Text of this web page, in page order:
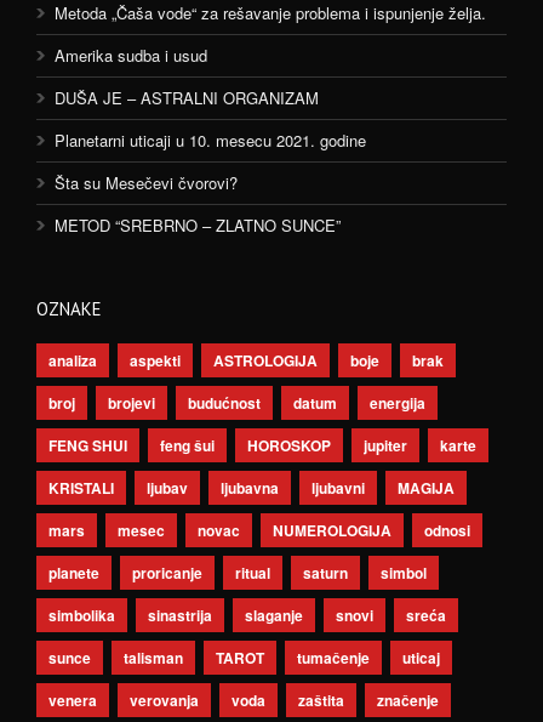
Metoda „Čaša vode“ za rešavanje problema i ispunjenje želja.
Amerika sudba i usud
DUŠA JE – ASTRALNI ORGANIZAM
Planetarni uticaji u 10. mesecu 2021. godine
Šta su Mesečevi čvorovi?
METOD “SREBRNO – ZLATNO SUNCE”
OZNAKE
analiza aspekti ASTROLOGIJA boje
brak
broj
brojevi budućnost datum
energija
FENG SHUI
feng šui HOROSKOP jupiter
karte
KRISTALI
ljubav ljubavna ljubavni
MAGIJA
mars
mesec novac NUMEROLOGIJA
odnosi
planete
proricanje ritual saturn
simbol
simbolika
sinastrija slaganje snovi
sreća
sunce
talisman TAROT tumačenje
uticaj
venera
verovanja voda zaštita značenje